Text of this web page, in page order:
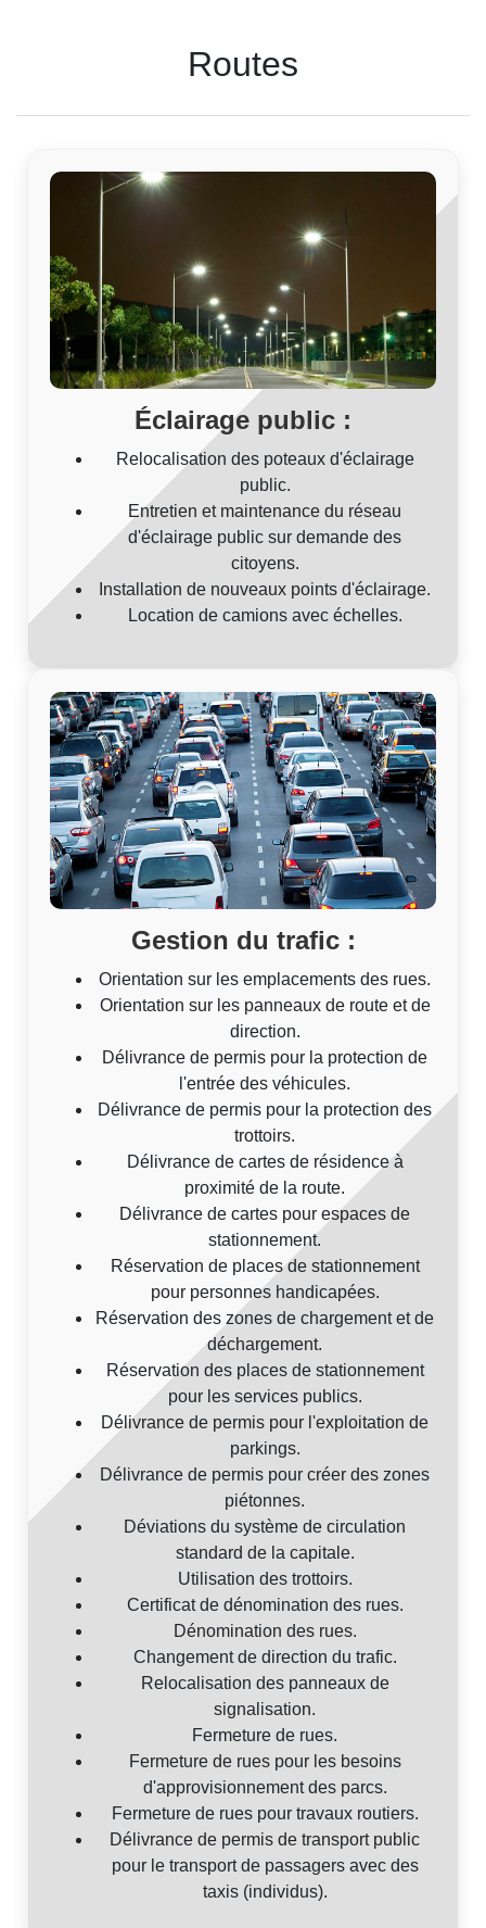
Routes
Éclairage public :
Relocalisation des poteaux d'éclairage
public.
Entretien et maintenance du réseau
d'éclairage public sur demande des
citoyens.
Installation de nouveaux points d'éclairage.
Location de camions avec échelles.
Gestion du trafic :
Orientation sur les emplacements des rues.
Orientation sur les panneaux de route et de
direction.
Délivrance de permis pour la protection de
l'entrée des véhicules.
Délivrance de permis pour la protection des
trottoirs.
Délivrance de cartes de résidence à
proximité de la route.
Délivrance de cartes pour espaces de
stationnement.
Réservation de places de stationnement
pour personnes handicapées.
Réservation des zones de chargement et de
déchargement.
Réservation des places de stationnement
pour les services publics.
Délivrance de permis pour l'exploitation de
parkings.
Délivrance de permis pour créer des zones
piétonnes.
Déviations du système de circulation
standard de la capitale.
Utilisation des trottoirs.
Certificat de dénomination des rues.
Dénomination des rues.
Changement de direction du trafic.
Relocalisation des panneaux de
signalisation.
Fermeture de rues.
Fermeture de rues pour les besoins
d'approvisionnement des parcs.
Fermeture de rues pour travaux routiers.
Délivrance de permis de transport public
pour le transport de passagers avec des
taxis (individus).